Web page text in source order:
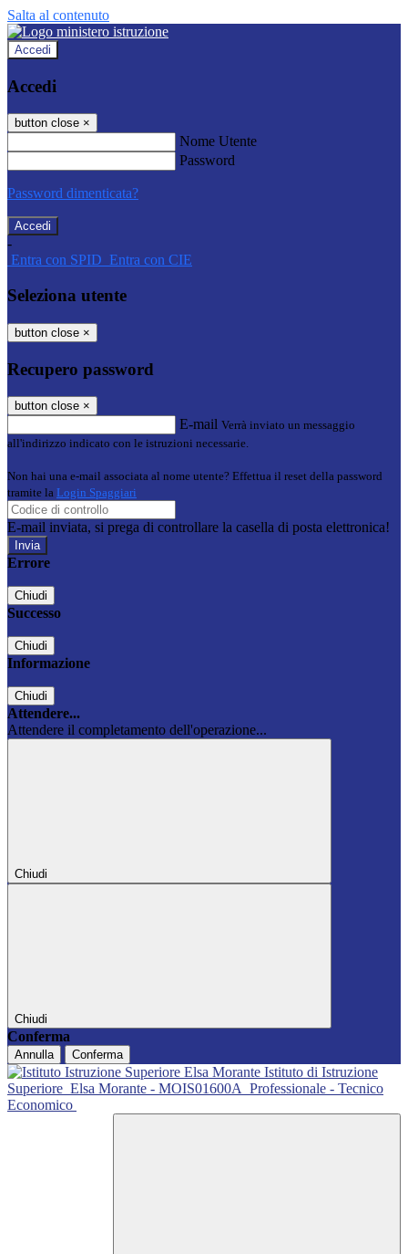
Salta al contenuto
Accedi
Accedi
button close ×
Nome Utente
Password
Password dimenticata?
-
Entra con SPID Entra con CIE
Seleziona utente
button close ×
Recupero password
button close ×
E-mail Verrà inviato un messaggio
all'indirizzo indicato con le istruzioni necessarie.
Non hai una e-mail associata al nome utente? Effettua il reset della password
tramite la Login Spaggiari
E-mail inviata, si prega di controllare la casella di posta elettronica!
Errore
Chiudi
Successo
Chiudi
Informazione
Chiudi
Attendere...
Attendere il completamento dell'operazione...
Chiudi
Chiudi
Conferma
Annulla Conferma
Istituto di Istruzione
Superiore Elsa Morante - MOIS01600A Professionale - Tecnico
Economico